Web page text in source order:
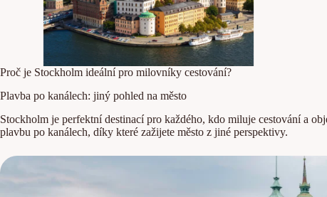
Proč je Stockholm ideální pro milovníky cestování?
Plavba po kanálech: jiný pohled na město
Stockholm je perfektní destinací pro každého, kdo miluje cestování a
plavbu po kanálech, díky které zažijete město z jiné perspektivy.